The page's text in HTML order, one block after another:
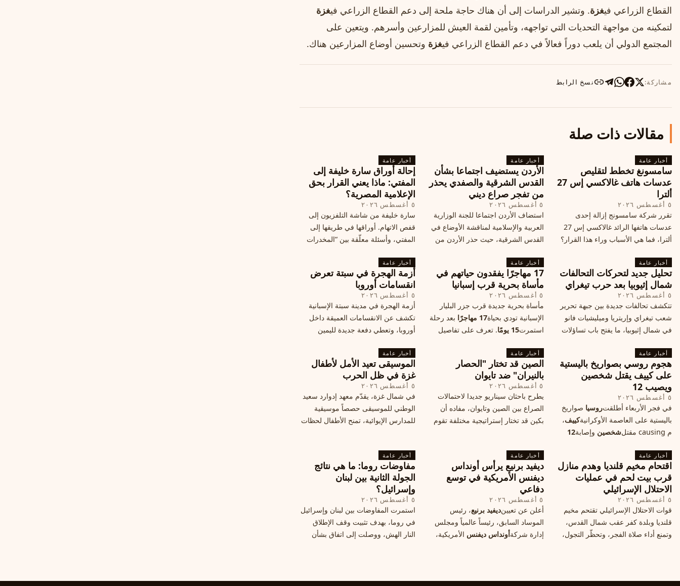
القطاع الزراعي فيغزة. وتشير الدراسات إلى أن هناك حاجة ملحة إلى دعم القطاع الزراعي فيغزة
لتمكينه من مواجهة التحديات التي تواجهه، وتأمين لقمة العيش للمزارعين وأسرهم. ويتعين على
المجتمع الدولي أن يلعب دوراً فعالاً في دعم القطاع الزراعي فيغزة وتحسين أوضاع المزارعين هناك.
مشاركة: نسخ الرابط
مقالات ذات صلة
أخبار عامة
سامسونغ تخطط لتقليص
عدسات هاتف غالاكسي إس 27
ألترا
٥ أغسطس ٢٠٢٦
تقرر شركة سامسونج إزالة إحدى
عدسات هاتفها الرائد غالاكسي إس 27
ألترا، فما هي الأسباب وراء هذا القرار؟
الأندرويد الأغلى في السوق؟
أخبار عامة
الأردن يستضيف اجتماعا بشأن
القدس الشرقية والصفدي يحذر
من تفجر صراع ديني
٥ أغسطس ٢٠٢٦
استضاف الأردن اجتماعا للجنة الوزارية
العربية والإسلامية لمناقشة الأوضاع في
القدس الشرقية، حيث حذر الأردن من
الدول إلى الامتناع عن نقل سفاراتها إلى
القدس، ما يزيد التوتر في المنطقة
أخبار عامة
إحالة أوراق سارة خليفة إلى
المفتي: ماذا يعني القرار بحق
الإعلامية المصرية؟
٥ أغسطس ٢٠٢٦
سارة خليفة من شاشة التلفزيون إلى
قفص الاتهام. أوراقها في طريقها إلى
المفتي، وأسئلة معلّقة بين “المخدرات
أخبار عامة
تحليل جديد لتحركات التحالفات
شمال إثيوبيا بعد حرب تيغراي
٥ أغسطس ٢٠٢٦
تتكشف تحالفات جديدة بين جبهة تحرير
شعب تيغراي وإريتريا وميليشيات فانو
في شمال إثيوبيا، ما يفتح باب تساؤلات
الخريطة السياسية.
أخبار عامة
17 مهاجرًا يفقدون حياتهم في
مأساة بحرية قرب إسبانيا
٥ أغسطس ٢٠٢٦
مأساة بحرية جديدة قرب جزر البليار
الإسبانية تودي بحياة17 مهاجرًا
بعد رحلة
استمرت15 يومًا
. تعرف على تفاصيل
أخبار عامة
أزمة الهجرة في سبتة تعرض
انقسامات أوروبا
٥ أغسطس ٢٠٢٦
أزمة الهجرة في مدينة سبتة الإسبانية
تكشف عن الانقسامات العميقة داخل
أوروبا، وتعطي دفعة جديدة لليمين
الأوروبي لاستغلال هشاشة موقفه، فما
هي الآثار السياسية لهذه الأزمة؟
أخبار عامة
هجوم روسي بصواريخ باليستية
على كييف يقتل شخصين
ويصيب 12
٥ أغسطس ٢٠٢٦
في فجر الأربعاء أطلقتروسيا صواريخ
باليستية على العاصمة الأوكرانيةكييف،
م causing مقتل
شخصين وإصابة12
المدني. تفاصيل الهجوم وتداعياته.
أخبار عامة
الصين قد تختار "الحصار
بالنيران" ضد تايوان
٥ أغسطس ٢٠٢٦
يطرح باحثان سيناريو جديدا لاحتمالات
الصراع بين الصين وتايوان، مفاده أن
بكين قد تختار إستراتيجية مختلفة تقوم
"الحصار بالنيران
أخبار عامة
الموسيقى تعيد الأمل لأطفال
غزة في ظل الحرب
٥ أغسطس ٢٠٢٦
في شمال غزة، يقدّم معهد إدوارد سعيد
الوطني للموسيقى حصصاً موسيقية
للمدارس الإيوائية، تمنح الأطفال لحظات
أخبار عامة
اقتحام مخيم قلنديا وهدم منازل
قرب بيت لحم في عمليات
الاحتلال الإسرائيلي
٥ أغسطس ٢٠٢٦
قوات الاحتلال الإسرائيلي تقتحم مخيم
قلنديا وبلدة كفر عقب شمال القدس،
وتمنع أداء صلاة الفجر، وتحظّر التجول،
أخبار عامة
ديفيد برنيع يرأس أونداس
ديفنس الأمريكية في توسع
دفاعي
٥ أغسطس ٢٠٢٦
أعلن عن تعيينديفيد برنيع، رئيس
الموساد السابق، رئيساً عالمياً ومجلس
إدارة شركةأونداس ديفنس الأمريكية،
أخبار عامة
مفاوضات روما: ما هي نتائج
الجولة الثانية بين لبنان
وإسرائيل؟
٥ أغسطس ٢٠٢٦
استمرت المفاوضات بين لبنان وإسرائيل
في روما، بهدف تثبيت وقف الإطلاق
النار الهش، ووصلت إلى اتفاق بشأن
لمعالجة الملفات العالقة، فيما يرى